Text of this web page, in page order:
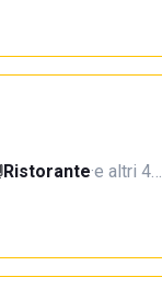
Ristorante·e altri 4…